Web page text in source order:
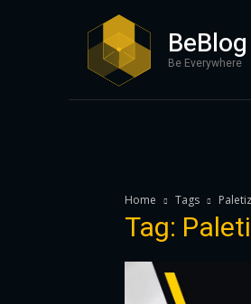
BeBlog
Be Everywhere
Home Tags
Tag: